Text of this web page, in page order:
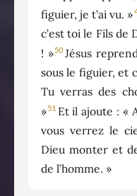
figuier, je t’ai vu. »
c’est toi le Fils de
! »50 Jésus
sous le figuier, et
Tu verras des
»51 Et il ajoute : «
vous verrez le
Dieu monter et
de l’homme. »